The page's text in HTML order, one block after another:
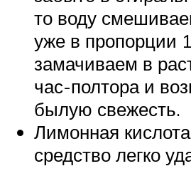
то воду
уже в пропорции
замачиваем в
час-полтора и
былую свежесть.
Лимонная
средство легко